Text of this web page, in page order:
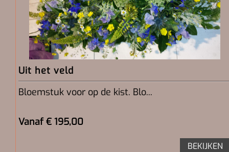
Uit het veld
Bloemstuk voor op de kist. Blo...
Vanaf € 195,00
BEKIJKEN